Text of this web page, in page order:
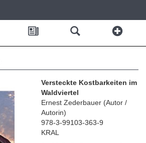
Versteckte Kostbarkeiten im
Waldviertel
Ernest Zederbauer (Autor /
Autorin)
978-3-99103-363-9
KRAL